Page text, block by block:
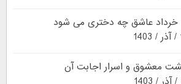
خرداد عاشق چه دختری می شود
معشوق و اسرار اجابت آن